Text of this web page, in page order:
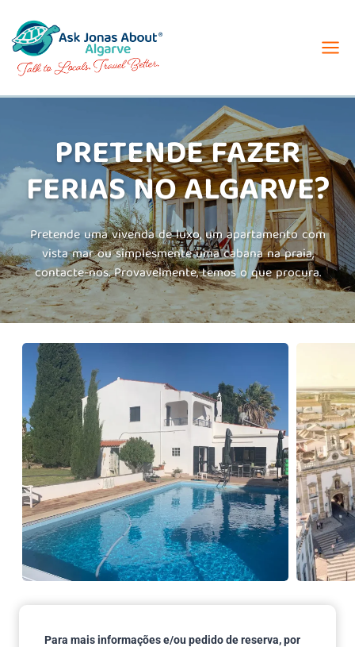
content
PRETENDE FAZER
FERIAS NO ALGARVE?
Pretende uma vivenda de luxo, um apartamento com
vista mar ou simplesmente uma cabana na praia,
contacte-nos. Provavelmente, temos o que procura.
Para mais informações e/ou pedido de reserva, por